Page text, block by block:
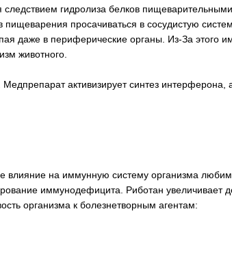
следствием гидролиза белков
просачиваться в сосудистую
даже в периферические органы. Из-За этого
животного.
активизирует синтез интерферона,
влияние на иммунную систему организма
иммунодефицита. Риботан увеличивает
организма к болезнетворным агентам: